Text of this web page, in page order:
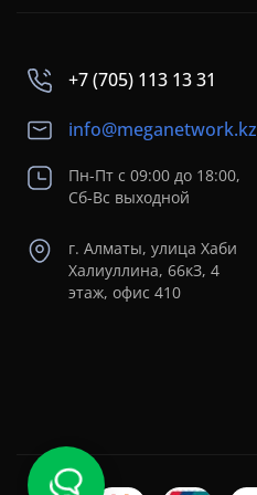
+7 (705) 113 13 31
info@meganetwork.kz
Пн-Пт с 09:00 до 18:00,
Сб-Вс выходной
г. Алматы, улица Хаби
Халиуллина, 66кЗ, 4
этаж, офис 410